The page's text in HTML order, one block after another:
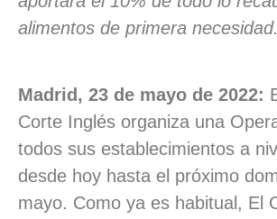
alimentos de primera necesidad.
Madrid, 23 de mayo de 2022:
Corte Inglés organiza una
todos sus establecimientos a
desde hoy hasta el próximo
mayo. Como ya es habitual, El